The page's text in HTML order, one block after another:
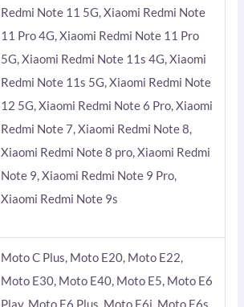
Redmi Note 11 5G, Xiaomi Redmi Note
11 Pro 4G, Xiaomi Redmi Note 11 Pro
5G, Xiaomi Redmi Note 11s 4G, Xiaomi
Redmi Note 11s 5G, Xiaomi Redmi Note
12 5G, Xiaomi Redmi Note 6 Pro, Xiaomi
Redmi Note 7, Xiaomi Redmi Note 8,
Xiaomi Redmi Note 8 pro, Xiaomi Redmi
Note 9, Xiaomi Redmi Note 9 Pro,
Xiaomi Redmi Note 9s
Moto C Plus, Moto E20, Moto E22,
Moto E30, Moto E40, Moto E5, Moto E6
Play, Moto E6 Plus, Moto E6i, Moto E6s,